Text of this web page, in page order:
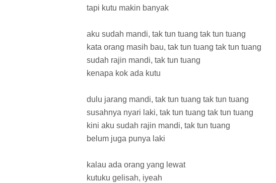
tapi kutu makin banyak
aku sudah mandi, tak tun tuang tak tun tuang
kata orang masih bau, tak tun tuang tak tun tuang
sudah rajin mandi, tak tun tuang
kenapa kok ada kutu
dulu jarang mandi, tak tun tuang tak tun tuang
susahnya nyari laki, tak tun tuang tak tun tuang
kini aku sudah rajin mandi, tak tun tuang
belum juga punya laki
kalau ada orang yang lewat
kutuku gelisah, iyeah